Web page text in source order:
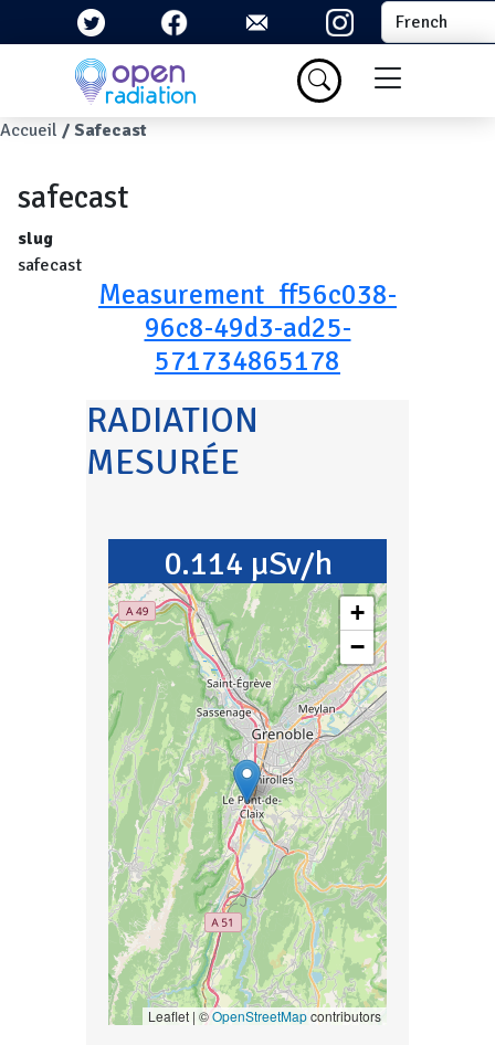
Aller au contenu principal Select your
Menu du
Fil d'Ariane
Accueil Safecast
safecast
slug
safecast
Measurement_ff56c038-
96c8-49d3-ad25-
571734865178
RADIATION
MESURÉE
0.114 µSv/h
+
−
Leaflet | ©OpenStreetMapcontributors